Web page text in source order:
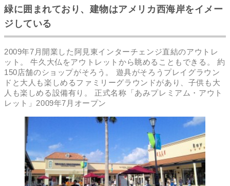
緑に囲まれており、建物はアメリカ西海岸をイメー
ジしている
2009年7月開業した阿見東インターチェンジ直結のアウトレ
ット。 牛久大仏をアウトレットから眺めることもできる。 約
150店舗のショップがそろう。 遊具がそろうプレイグラウン
ドと大人も楽しめるファミリーグラウンドがあり、子供も大
人も楽しめる設備有り。 正式名称「あみプレミアム・アウト
レット」2009年7月オープン